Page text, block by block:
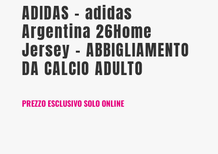
ADIDAS – adidas
Argentina 26Home
Jersey – ABBIGLIAMENTO
DA CALCIO ADULTO
PREZZO ESCLUSIVO SOLO ONLINE